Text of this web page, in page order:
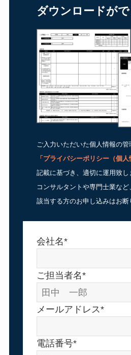
ダウンロードがで
ご入力いただいた個人情報の
「プライバシーポリシー（個人
記載に基づき、適切に運用致し
コンサルタントや専門士業な
該当する方のお申し込みはお断
会社名*
ご担当者名*
メールアドレス*
電話番号*